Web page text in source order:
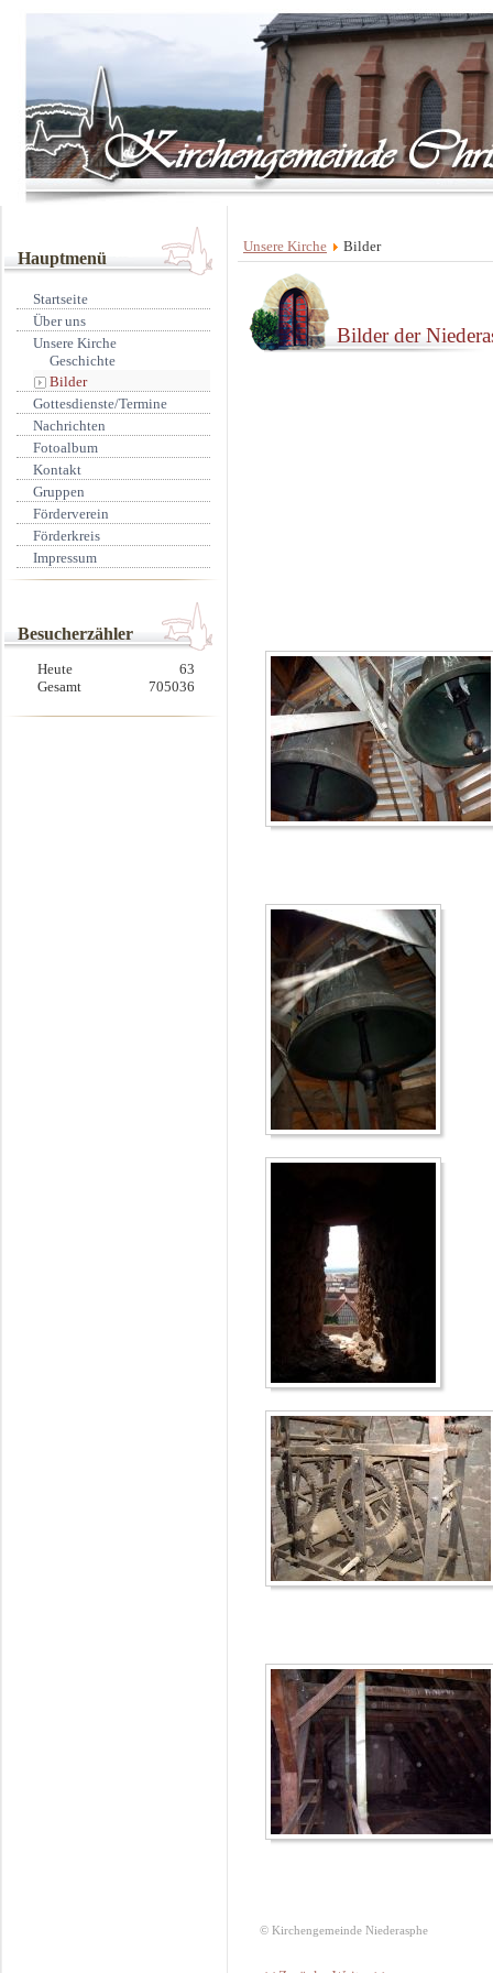
Hauptmenü
Startseite
Über uns
Unsere Kirche
Geschichte
Bilder
Gottesdienste/Termine
Nachrichten
Fotoalbum
Kontakt
Gruppen
Förderverein
Förderkreis
Impressum
Besucherzähler
Heute
63
Gesamt
705036
Unsere Kirche Bilder
Bilder der
© Kirchengemeinde Niederasphe